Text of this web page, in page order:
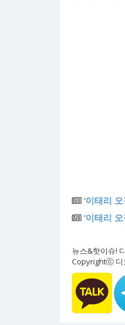
‘이태리
‘이태리
뉴스&핫이슈!
Copyrightⓒ 디